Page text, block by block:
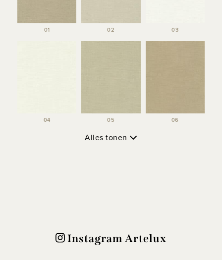
01 02 03
04 05 06
Alles tonen
Instagram Artelux